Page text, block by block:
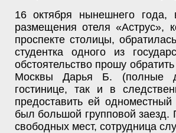
16 октября нынешнего
размещения отеля «Аструс»,
проспекте столицы,
студентка одного из
обстоятельство прошу
Москвы Дарья Б. (полные
гостинице, так и в
предоставить ей
был большой групповой
свободных мест, сотрудница